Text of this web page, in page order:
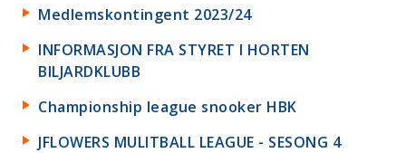
Medlemskontingent 2023/24
INFORMASJON FRA STYRET I HORTEN
BILJARDKLUBB
Championship league snooker HBK
JFLOWERS MULITBALL LEAGUE - SESONG 4